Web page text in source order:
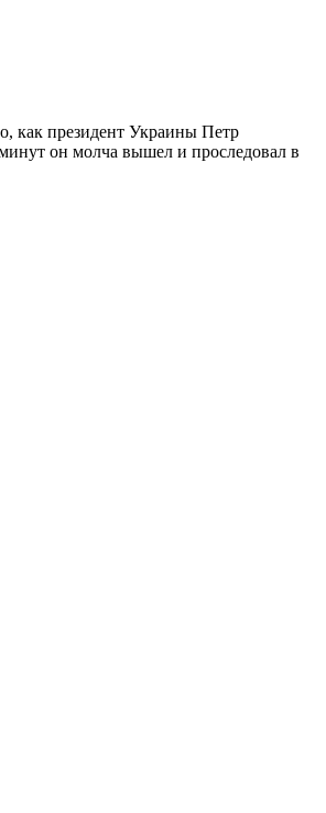
как президент Украины Петр
он молча вышел и проследовал в